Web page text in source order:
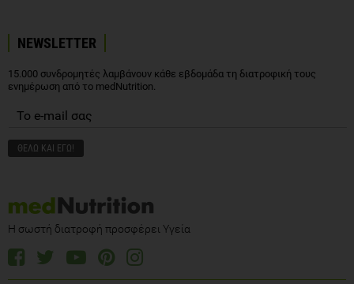
NEWSLETTER
15.000 συνδρομητές λαμβάνουν κάθε εβδομάδα τη διατροφική τους
ενημέρωση από το medNutrition.
Η σωστή διατροφή προσφέρει Υγεία